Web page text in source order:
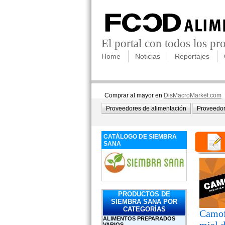
El portal con todos los
Home Noticias Reportajes
Comprar al mayor en DisMacroMarket.com
Proveedores de alimentación
CATÁLOGO DE SIEMBRA
SANA
PRODUCTOS DE
SIEMBRA SANA POR
CATEGORÍAS
ALIMENTOS PREPARADOS